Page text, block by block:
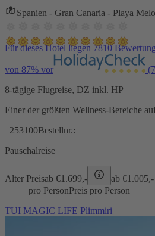
Spanien - Gran Canaria - Playa
Für dieses Hotel liegen 7810
von 87% vor
8-tägige Flugreise, DZ inkl. HP
Einer der größten Wellness-Bereiche
253100Bestellnr.:
Pauschalreise
Alter Preisab €1.699,- ab €1.005,-
pro PersonPreis pro Person
TUI MAGIC LIFE Plimmiri